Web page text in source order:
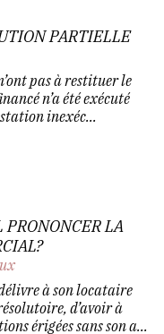
PARTIELLE
pas à restituer le
n’a été exécuté
inexéc...
PRONONCER LA
à son locataire
d’avoir à
érigées sans son a...